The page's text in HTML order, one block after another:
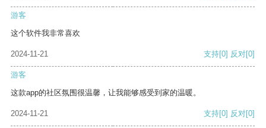
游客
这个软件我非常喜欢
2024-11-21 支持[0] 反对[0]
游客
这款app的社区氛围很温馨，让我能够感受到家的温暖。
2024-11-21 支持[0] 反对[0]